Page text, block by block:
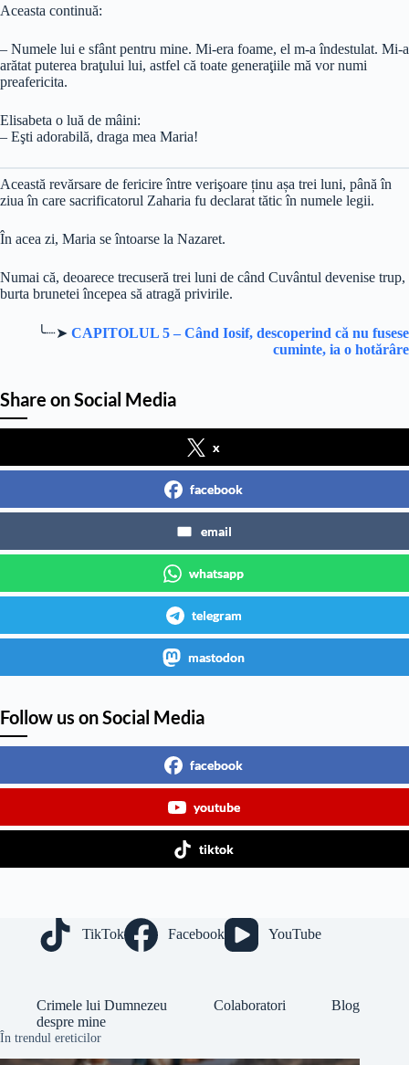
Aceasta continuă:
– Numele lui e sfânt pentru mine. Mi-era foame, el m-a îndestulat. Mi-a
arătat puterea braţului lui, astfel că toate generaţiile mă vor numi
preafericita.
Elisabeta o luă de mâini:
– Eşti adorabilă, draga mea Maria!
Această revărsare de fericire între verişoare ținu așa trei luni, până în
ziua în care sacrificatorul Zaharia fu declarat tătic în numele legii.
În acea zi, Maria se întoarse la Nazaret.
Numai că, deoarece trecuseră trei luni de când Cuvântul devenise trup,
burta brunetei începea să atragă privirile.
╰┈➤ CAPITOLUL 5 –Când Iosif, descoperind că nu fusese
cuminte, ia o hotărâre
Share on Social Media
x
facebook
email
whatsapp
telegram
mastodon
Follow us on Social Media
facebook
youtube
tiktok
TikTok Facebook YouTube
Crimele lui Dumnezeu Colaboratori
Blog
despre mine
În trendul ereticilor